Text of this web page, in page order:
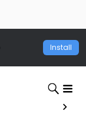
Install